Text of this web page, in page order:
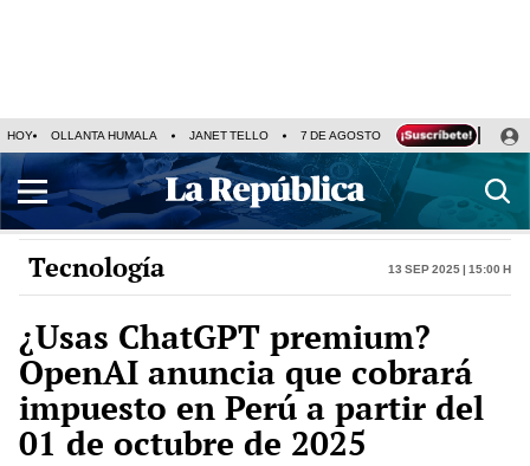
HOY OLLANTA HUMALA JANET TELLO 7 DE AGOSTO TINKA RESULTADOS
Tecnología 13 Sep 2025 | 15:00 h
¿Usas ChatGPT premium?
OpenAI anuncia que cobrará
impuesto en Perú a partir del
01 de octubre de 2025